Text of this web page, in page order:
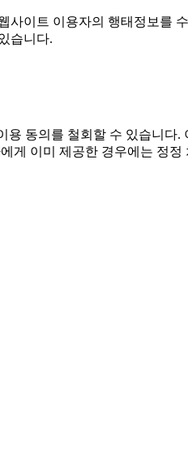
사이트 이용자의 행태정보를
습니다.
동의를 철회할 수 있습니다.
게 이미 제공한 경우에는 정정